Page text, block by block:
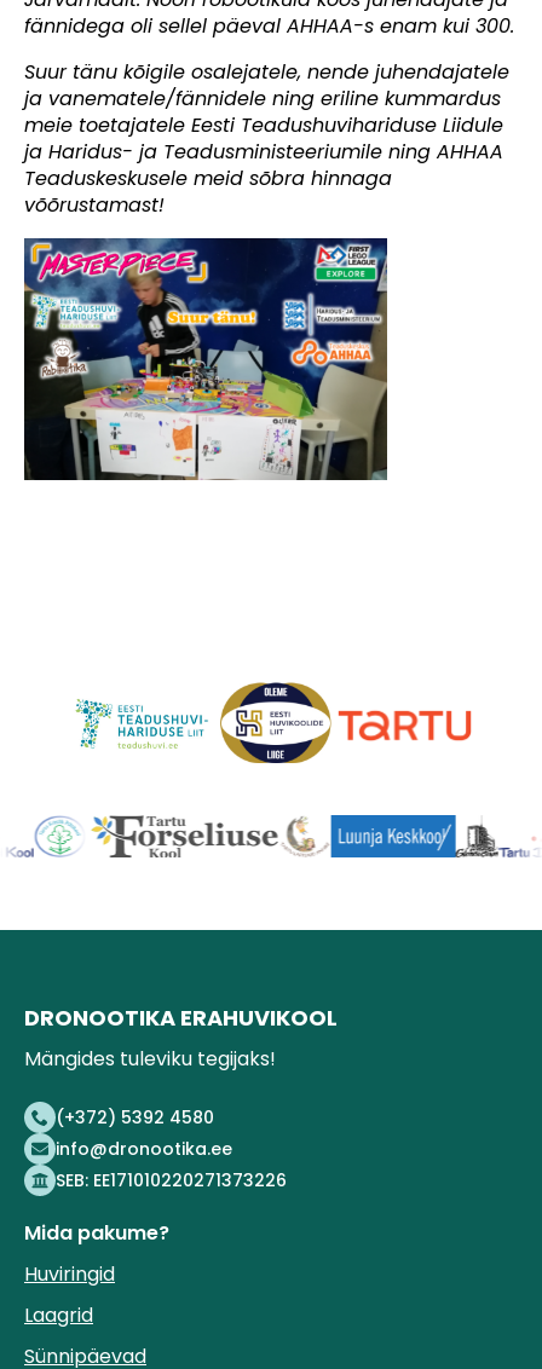
fännidega oli sellel päeval AHHAA-s enam kui 300.
Suur tänu kõigile osalejatele, nende juhendajatele
ja vanematele/fännidele ning eriline kummardus
meie toetajatele Eesti Teadushuvihariduse Liidule
ja Haridus- ja Teadusministeeriumile ning AHHAA
Teaduskeskusele meid sõbra hinnaga
võõrustamast!
DRONOOTIKA ERAHUVIKOOL
Mängides tuleviku tegijaks!
(+372) 5392 4580
info@dronootika.ee
SEB: EE171010220271373226
Mida pakume?
Huviringid
Laagrid
Sünnipäevad